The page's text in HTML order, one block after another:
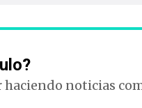
haciendo noticias